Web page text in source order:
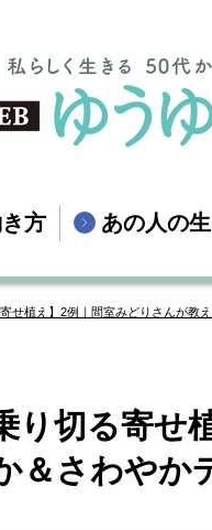
方 あの人の
せ植え】2例｜間室みどりさんが教
切る寄せ
＆さわやか